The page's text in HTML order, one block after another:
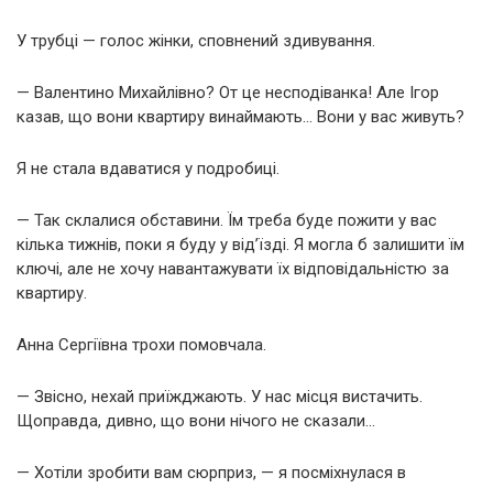
У трубці — голос жінки, сповнений здивування.
— Валентино Михайлівно? От це несподіванка! Але Ігор
казав, що вони квартиру винаймають… Вони у вас живуть?
Я не стала вдаватися у подробиці.
— Так склалися обставини. Їм треба буде пожити у вас
кілька тижнів, поки я буду у від’їзді. Я могла б залишити їм
ключі, але не хочу навантажувати їх відповідальністю за
квартиру.
Анна Сергіївна трохи помовчала.
— Звісно, нехай приїжджають. У нас місця вистачить.
Щоправда, дивно, що вони нічого не сказали…
— Хотіли зробити вам сюрприз, — я посміхнулася в